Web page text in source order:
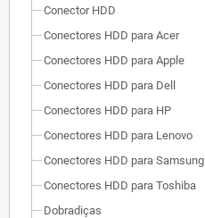
Conector HDD
Conectores HDD para Acer
Conectores HDD para Apple
Conectores HDD para Dell
Conectores HDD para HP
Conectores HDD para Lenovo
Conectores HDD para Samsung
Conectores HDD para Toshiba
Dobradiças